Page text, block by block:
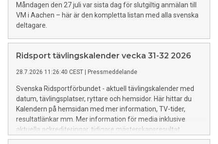
Måndagen den 27 juli var sista dag för slutgiltig anmälan till
VM i Aachen – här är den kompletta listan med alla svenska
deltagare.
Ridsport tävlingskalender vecka 31-32 2026
28.7.2026 11:26:40 CEST Pressmeddelande
Svenska Ridsportförbundet - aktuell tävlingskalender med
datum, tävlingsplatser, ryttare och hemsidor. Här hittar du
Kalendern på hemsidan med mer information, TV-tider,
resultatlänkar mm. Mer information för media inklusive
aktuella ackrediteringar, tidigare mästerskapsresultat,
rekord mm finns HÄR.